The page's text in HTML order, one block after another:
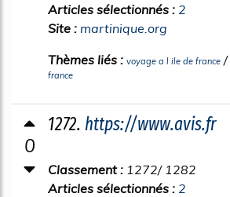
Articles sélectionnés : 2
Site : martinique.org
Thèmes liés : voyage a l ile de france /
france
0
1272. https://www.avis.fr
Classement : 1272/ 1282
Articles sélectionnés : 2